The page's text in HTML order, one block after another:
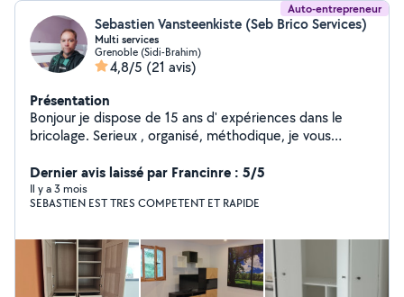
Auto-entrepreneur
Sebastien Vansteenkiste (Seb Brico Services)
Multi services
Grenoble (Sidi-Brahim)
4,8/5 (21 avis)
Présentation
Bonjour je dispose de 15 ans d' expériences dans le
bricolage. Serieux , organisé, méthodique, je vous
fixation murale, petite plomberie (joint silicone,
robinetterie, paroi de douche..) , remplacement
luminaires, pose sol pvc parquet etc. N'hésitez pas à me
Dernier avis laissé par Francinre : 5/5
Il y a 3 mois
SEBASTIEN EST TRES COMPETENT ET RAPIDE